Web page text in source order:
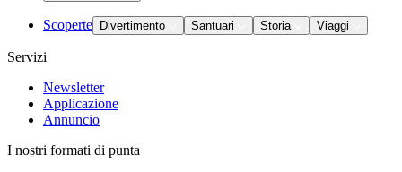
Scoperte Divertimento Santuari Storia Viaggi
Servizi
Newsletter
Applicazione
Annuncio
I nostri formati di punta